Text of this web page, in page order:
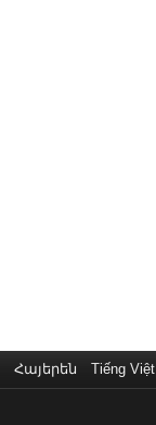
Հայերեն Tiếng Việt